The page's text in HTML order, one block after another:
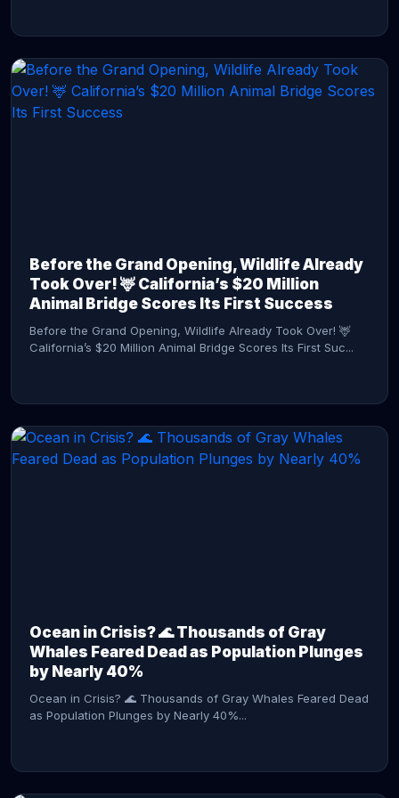
Before the Grand Opening, Wildlife Already
Took Over! 🦌 California’s $20 Million
Animal Bridge Scores Its First Success
Before the Grand Opening, Wildlife Already Took Over! 🦌
California’s $20 Million Animal Bridge Scores Its First Suc...
Ocean in Crisis? 🌊 Thousands of Gray
Whales Feared Dead as Population Plunges
by Nearly 40%
Ocean in Crisis? 🌊 Thousands of Gray Whales Feared Dead
as Population Plunges by Nearly 40%...